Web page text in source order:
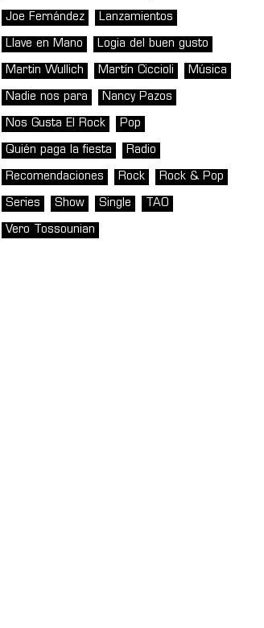
Joe Fernández Lanzamientos
Llave en Mano Logia del buen gusto
Martin Wullich Martín Ciccioli Música
Nadie nos para Nancy Pazos
Nos Gusta El Rock Pop
Quién paga la fiesta Radio
Recomendaciones Rock Rock & Pop
Series Show Single TAO
Vero Tossounian